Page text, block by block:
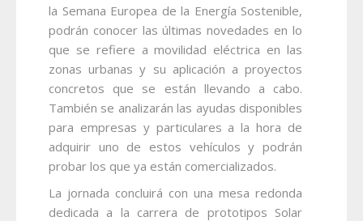
la Semana Europea de la Energía Sostenible,
podrán conocer las últimas novedades en lo
que se refiere a movilidad eléctrica en las
zonas urbanas y su aplicación a proyectos
concretos que se están llevando a cabo.
También se analizarán las ayudas disponibles
para empresas y particulares a la hora de
adquirir uno de estos vehículos y podrán
probar los que ya están comercializados.
La jornada concluirá con una mesa redonda
dedicada a la carrera de prototipos Solar